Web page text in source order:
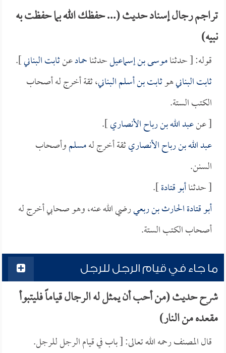
تراجم رجال إسناد حديث (... حفظك الله بما حفظت به
نبيه)
قوله: [ حدثناموسى بن إسماعيلحدثناحمادعنثابت البناني].
ثابت البنانيهوثابت بن أسلم البناني، ثقة أخرج له أصحاب
الكتب الستة.
[ عنعبد الله بن رباح الأنصاري].
عبد الله بن رباح الأنصاريثقة أخرج لهمسلموأصحاب
السنن.
[ حدثناأبو قتادة].
أبو قتادة الحارث بن ربعيرضي الله عنه، وهو صحابي أخرج له
أصحاب الكتب الستة.
ما جاء في قيام الرجل للرجل
شرح حديث (من أحب أن يمثل له الرجال قياماً فليتبوأ
مقعده من النار)
قال المصنف رحمه الله تعالى: [ باب في قيام الرجل للرجل.